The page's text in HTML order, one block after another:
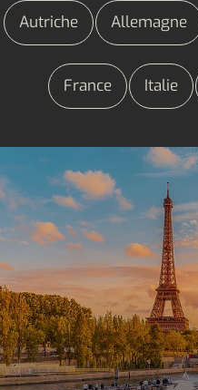
Autriche Allemagne
France Italie
Séjours linguistiques
France